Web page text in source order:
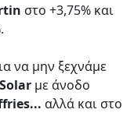
στο +3,75% και
να μην ξεχνάμε
με άνοδο
αλλά και στο